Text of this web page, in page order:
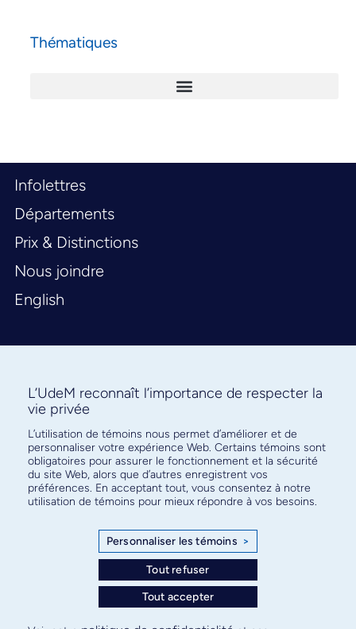
Thématiques
Infolettres
Départements
Prix & Distinctions
Nous joindre
English
Abonnez-vous à notre infolettre
pour connaître l’actualité facultaire
L’UdeM reconnaît l’importance de respecter la
vie privée
L’utilisation de témoins nous permet d’améliorer et de
personnaliser votre expérience Web. Certains témoins sont
obligatoires pour assurer le fonctionnement et la sécurité
du site Web, alors que d’autres enregistrent vos
préférences. En acceptant tout, vous consentez à notre
utilisation de témoins pour mieux répondre à vos besoins.
Personnaliser les témoins >
Tout refuser
Tout accepter